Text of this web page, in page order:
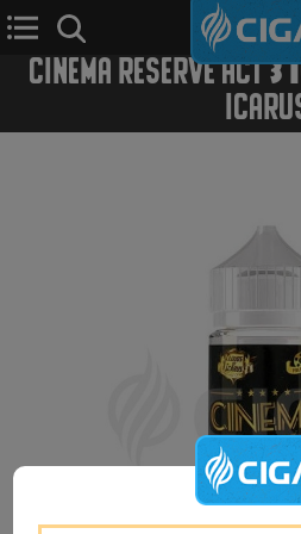
CINEMA RESERVE ACT 3